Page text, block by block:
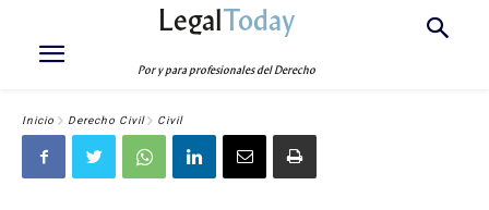
LegalToday
Por y para profesionales del Derecho
Inicio Derecho Civil Civil